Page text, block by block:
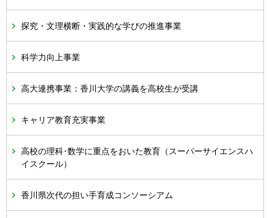
探究・文理横断・実践的な学びの推進事業
科学力向上事業
高大連携事業：香川大学の講義を高校生が受講
キャリア教育充実事業
高校の理科･数学に重点をおいた教育（スーパーサイエンスハ
イスクール）
香川県次代の担い手育成コンソーシアム